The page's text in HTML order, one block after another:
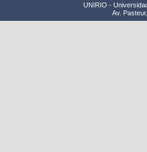
UNIRIO -
Av.